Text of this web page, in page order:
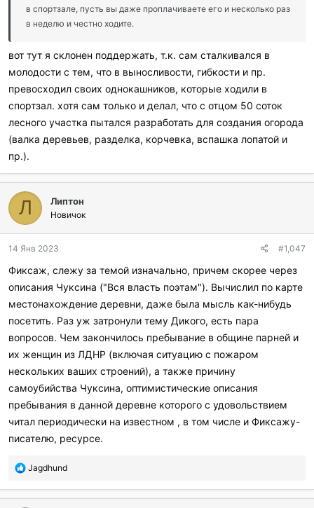
в спортзале, пусть вы даже проплачиваете его и несколько раз
в неделю и честно ходите.
вот тут я склонен поддержать, т.к. сам сталкивался в
молодости с тем, что в выносливости, гибкости и пр.
превосходил своих однокашников, которые ходили в
спортзал. хотя сам только и делал, что с отцом 50 соток
лесного участка пытался разработать для создания огорода
(валка деревьев, разделка, корчевка, вспашка лопатой и
пр.).
Л Липтон
Новичок
14 Янв 2023 #1,047
Фиксаж, слежу за темой изначально, причем скорее через
описания Чуксина ("Вся власть поэтам"). Вычислил по карте
местонахождение деревни, даже была мысль как-нибудь
посетить. Раз уж затронули тему Дикого, есть пара
вопросов. Чем закончилось пребывание в общине парней и
их женщин из ЛДНР (включая ситуацию с пожаром
нескольких ваших строений), а также причину
самоубийства Чуксина, оптимистические описания
пребывания в данной деревне которого с удовольствием
читал периодически на известном , в том числе и Фиксажу-
писателю, ресурсе.
П
б
Jagdhund